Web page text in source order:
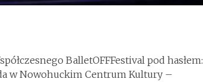
BalletOFFFestival pod hasłem:
w Nowohuckim Centrum Kultury –